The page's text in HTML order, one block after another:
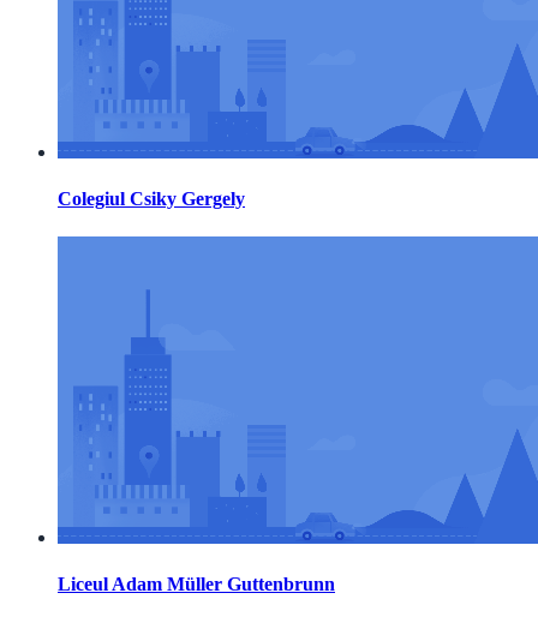
Colegiul Csiky Gergely
Liceul Adam Müller Guttenbrunn